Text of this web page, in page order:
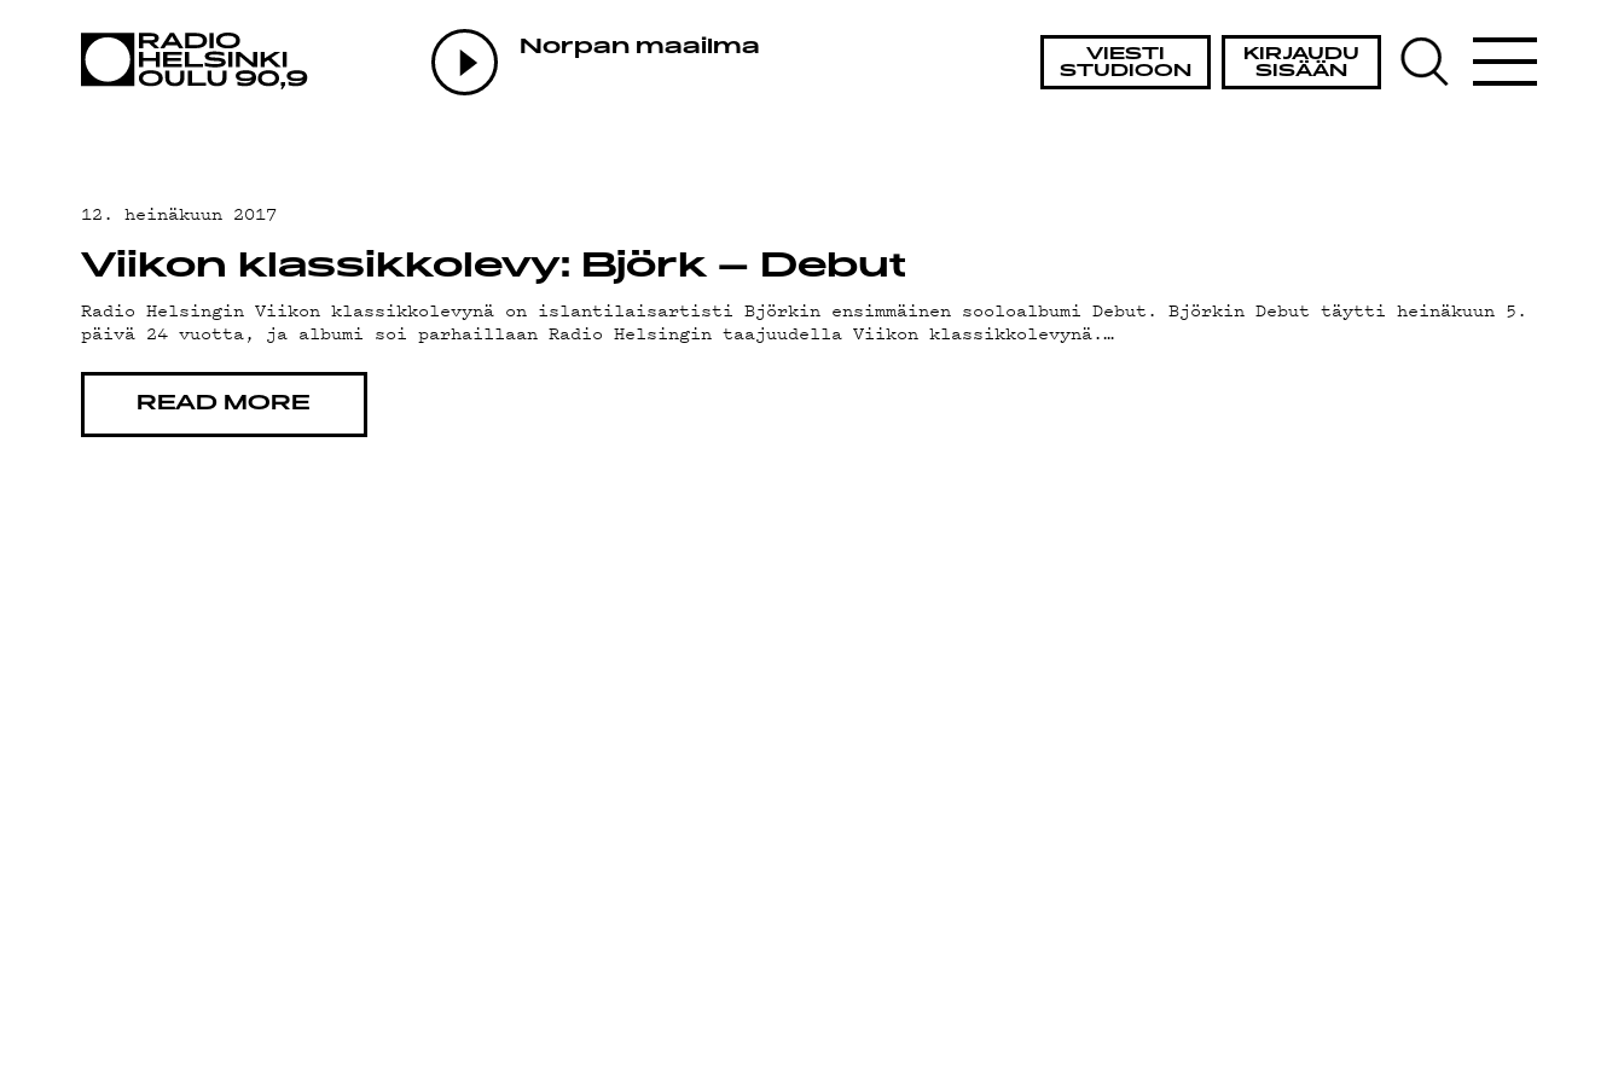
VIESTI
STUDIOON
KIRJAUDU
SISÄÄN
Norpan maailma
AJANKOHTAISTA
TEKIJÄT
ON-DEMAND
PODCAST
12. heinäkuun 2017
Viikon klassikkolevy: Björk – Debut
Radio Helsingin Viikon klassikkolevynä on islantilaisartisti Björkin ensimmäinen sooloalbumi Debut. Björkin Debut täytti heinäkuun 5.
päivä 24 vuotta, ja albumi soi parhaillaan Radio Helsingin taajuudella Viikon klassikkolevynä.…
READ MORE